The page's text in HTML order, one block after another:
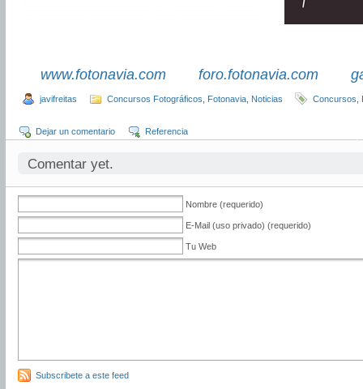
www.fotonavia.com foro.fotonavia.com
javifreitas Concursos Fotográficos Fotonavia Noticias Concursos
Dejar un comentario Referencia
Comentar yet.
Nombre (requerido)
E-Mail (uso privado) (requerido)
Tu Web
Subscribete a este feed